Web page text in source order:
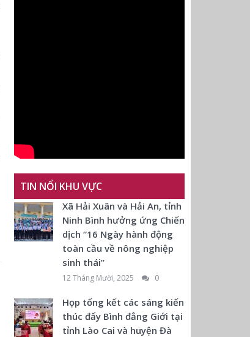
TIN NỔI KHU VỰC
Xã Hải Xuân và Hải An, tỉnh
Ninh Bình hưởng ứng Chiến
dịch “16 Ngày hành động
toàn cầu về nông nghiệp
sinh thái”
12 Tháng Mười, 2025 0
Họp tổng kết các sáng kiến
thúc đẩy Bình đẳng Giới tại
tỉnh Lào Cai và huyện Đà